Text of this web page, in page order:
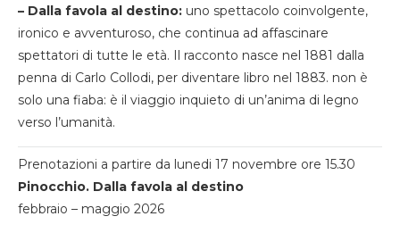
– Dalla favola al destino: uno spettacolo coinvolgente,
ironico e avventuroso, che continua ad affascinare
spettatori di tutte le età. Il racconto nasce nel 1881 dalla
penna di Carlo Collodi, per diventare libro nel 1883. non è
solo una fiaba: è il viaggio inquieto di un’anima di legno
verso l’umanità.
Prenotazioni a partire da lunedi 17 novembre ore 15.30
Pinocchio. Dalla favola al destino
febbraio – maggio 2026